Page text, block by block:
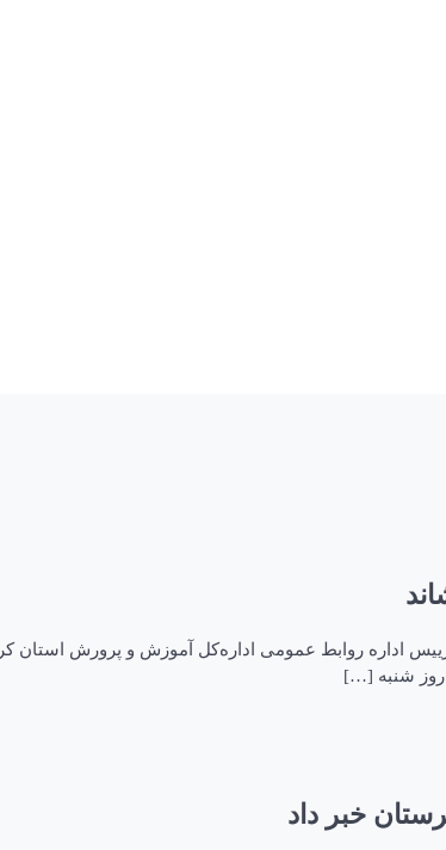
غلظت ریزگردها مدارس فهرج را به تعطیلی کشاند ۲۶ فروردین ۱۴۰۲، ۸:۴۸ رییس اداره
شنبه […]